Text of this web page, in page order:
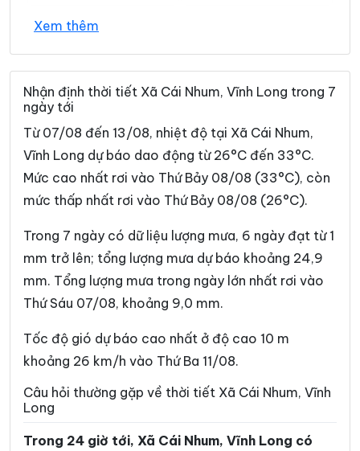
Xã An Phú Tân
Xã Ba Tri Xã Bảo Thạnh
Xã Bình Đại Xã Bình Phú
Xã Bình Phước
Xã Càng Long Xã Cầu Kè
Xã Cầu Ngang Xã Châu Hòa
Xã Châu Hưng Xã Châu Thành
Xã Chợ Lách Xã Đại An
Xã Đại Điền Xã Đôn Châu
Xã Đông Hải Xã Đồng Khởi
Xã Giao Long Xã Giồng Trôm
Xã Hàm Giang Xã Hiệp Mỹ
Xã Hiếu Phụng Xã Hiếu Thành
Xem thêm
Nhận định thời tiết Xã Cái Nhum, Vĩnh Long trong 7
ngày tới
Từ 07/08 đến 13/08, nhiệt độ tại Xã Cái Nhum,
Vĩnh Long dự báo dao động từ 26°C đến 33°C.
Mức cao nhất rơi vào Thứ Bảy 08/08 (33°C), còn
mức thấp nhất rơi vào Thứ Bảy 08/08 (26°C).
Trong 7 ngày có dữ liệu lượng mưa, 6 ngày đạt từ 1
mm trở lên; tổng lượng mưa dự báo khoảng 24,9
mm. Tổng lượng mưa trong ngày lớn nhất rơi vào
Thứ Sáu 07/08, khoảng 9,0 mm.
Tốc độ gió dự báo cao nhất ở độ cao 10 m
khoảng 26 km/h vào Thứ Ba 11/08.
Câu hỏi thường gặp về thời tiết Xã Cái Nhum, Vĩnh
Long
Trong 24 giờ tới, Xã Cái Nhum, Vĩnh Long có